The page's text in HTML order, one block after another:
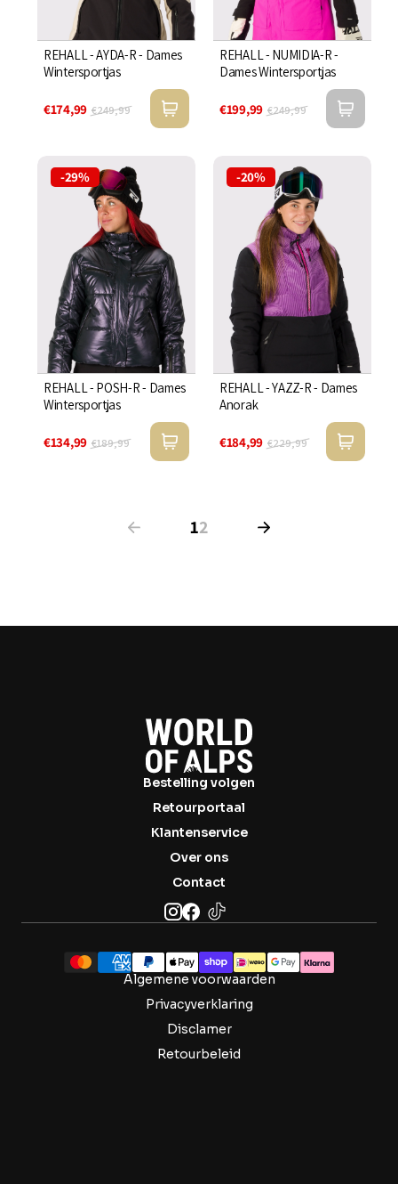
REHALL - AYDA-R - Dames
Wintersportjas
€174,99 €249,99
REHALL - NUMIDIA-R -
Dames Wintersportjas
€199,99 €249,99
-29%
REHALL - POSH-R - Dames
Wintersportjas
€134,99 €189,99
-20%
REHALL - YAZZ-R - Dames
Anorak
€184,99 €229,99
12
Bestelling volgen
Retourportaal
Klantenservice
Over ons
Contact
Algemene voorwaarden
Privacyverklaring
Disclamer
Retourbeleid